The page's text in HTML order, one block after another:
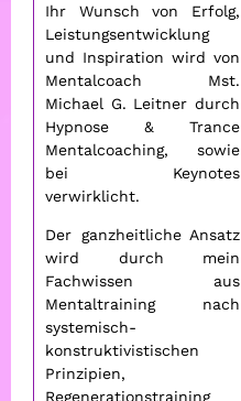
Ihr Wunsch von Erfolg,
Leistungsentwicklung
und Inspiration wird von
Mentalcoach Mst.
Michael G. Leitner durch
Hypnose & Trance
Mentalcoaching, sowie
bei Keynotes
verwirklicht.
Der ganzheitliche Ansatz
wird durch mein
Fachwissen aus
Mentaltraining nach
systemisch-
konstruktivistischen
Prinzipien,
Regenerationstraining